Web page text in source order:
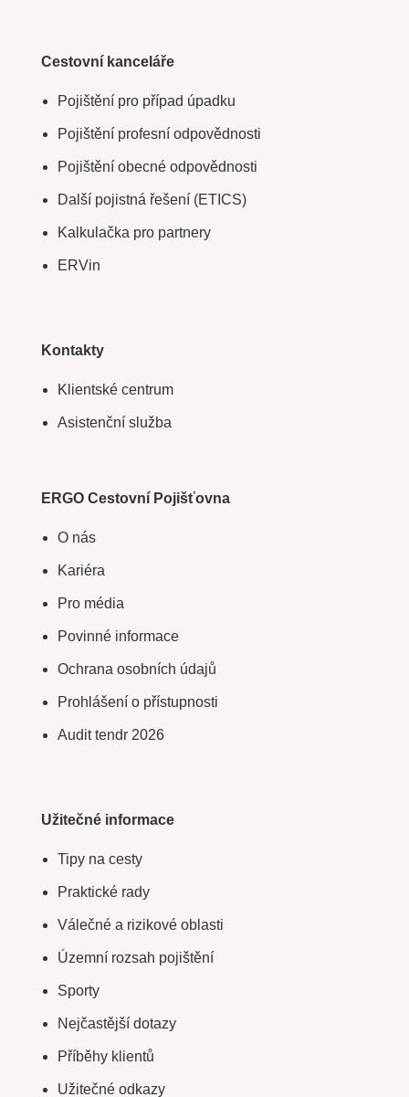
Cestovní kanceláře
Pojištění pro případ úpadku
Pojištění profesní odpovědnosti
Pojištění obecné odpovědnosti
Další pojistná řešení (ETICS)
Kalkulačka pro partnery
ERVin
Kontakty
Klientské centrum
Asistenční služba
ERGO Cestovní Pojišťovna
O nás
Kariéra
Pro média
Povinné informace
Ochrana osobních údajů
Prohlášení o přístupnosti
Audit tendr 2026
Užitečné informace
Tipy na cesty
Praktické rady
Válečné a rizikové oblasti
Územní rozsah pojištění
Sporty
Nejčastější dotazy
Příběhy klientů
Užitečné odkazy